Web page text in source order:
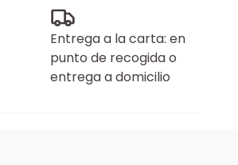
Entrega a la carta: en
punto de recogida o
entrega a domicilio